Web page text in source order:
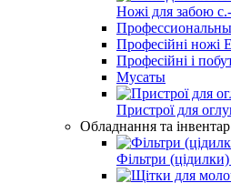
Ножі для забою
Професійні ножі
Професійні і
Мусаты
Пристрої для
Обладнання та
Фільтри